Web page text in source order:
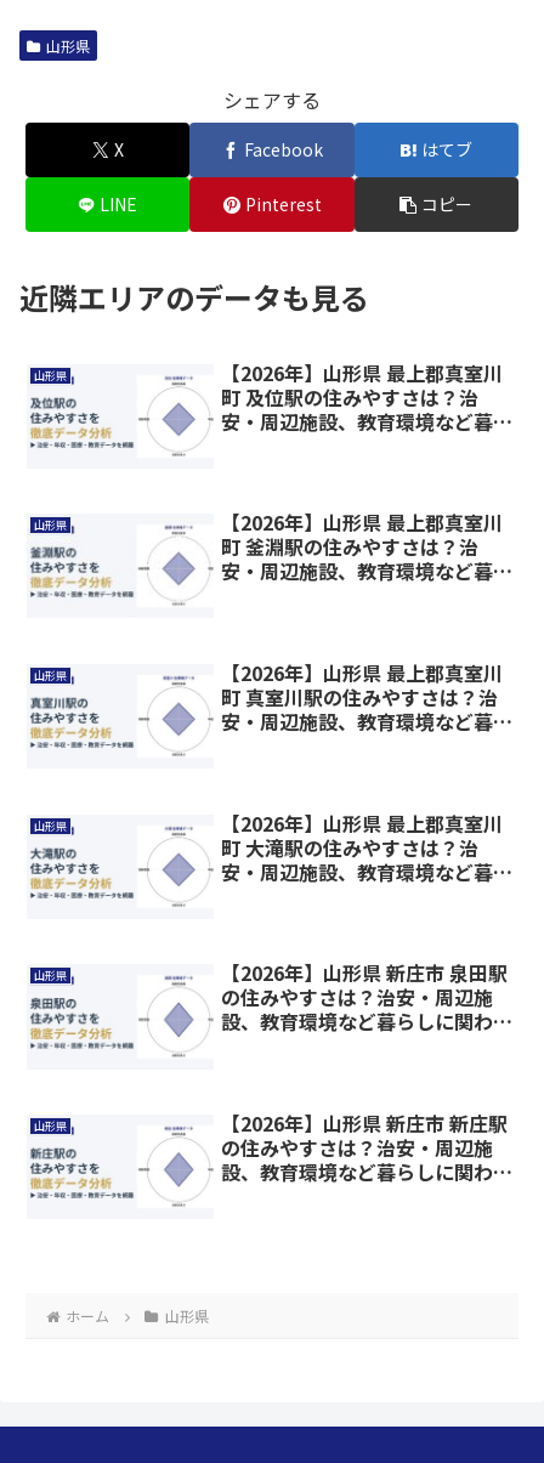
山形県
シェアする
X Facebook はてブ
LINE Pinterest コピー
近隣エリアのデータも見る
山形県
【2026年】山形県 最上郡真室川
町 及位駅の住みやすさは？治
安・周辺施設、教育環境など暮ら
山形県
【2026年】山形県 最上郡真室川
町 釜淵駅の住みやすさは？治
安・周辺施設、教育環境など暮ら
山形県
【2026年】山形県 最上郡真室川
町 真室川駅の住みやすさは？治
安・周辺施設、教育環境など暮ら
山形県
【2026年】山形県 最上郡真室川
町 大滝駅の住みやすさは？治
安・周辺施設、教育環境など暮ら
山形県
【2026年】山形県 新庄市 泉田駅
の住みやすさは？治安・周辺施
設、教育環境など暮らしに関わる
山形県
【2026年】山形県 新庄市 新庄駅
の住みやすさは？治安・周辺施
設、教育環境など暮らしに関わる
ホーム 山形県